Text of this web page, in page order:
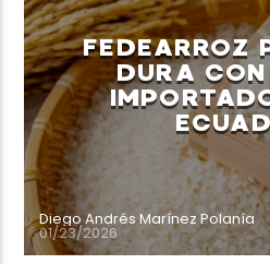
Neiva Estereo
FEDEARROZ
DURA
Diego Andrés Marínez Polanía
01/23/2026